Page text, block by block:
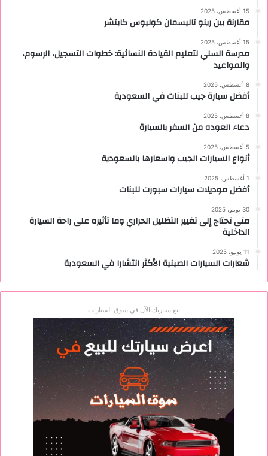
15 أغسطس، 2025
مقارنة بين رينو تاليسمان كوليوس كابتشر
15 أغسطس، 2025
مدرسة السلي لتعليم القيادة النسائية: خطوات التسجيل، الرسوم،
والمواعيد
8 أغسطس، 2025
أفضل سيارة جيب للبنات في السعودية
8 أغسطس، 2025
دعاء العوده من السفر بالسيارة
5 أغسطس، 2025
أنواع السيارات الجيب واسعارها بالسعودية
1 أغسطس، 2025
أفضل موديلات سيارات سبورت للبنات
30 يونيو، 2025
متى تحتاج إلى تغيير التظليل الحراري وما تأثيره على راحة السيارة
الداخلية
11 يونيو، 2025
شعارات السيارات الصينية الأكثر انتشارا في السعودية
بيع سيارتك الآن في سوق السيارات